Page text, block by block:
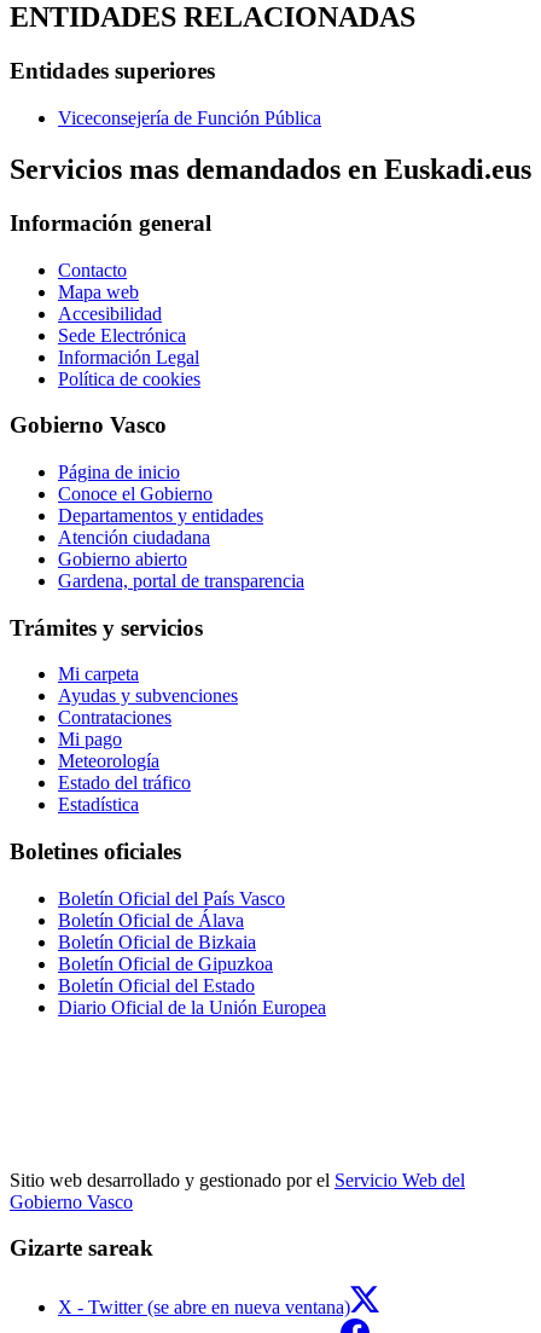
ENTIDADES RELACIONADAS
Entidades superiores
Viceconsejería de Función Pública
Servicios mas demandados en Euskadi.eus
Información general
Contacto
Mapa web
Accesibilidad
Sede Electrónica
Información Legal
Política de cookies
Gobierno Vasco
Página de inicio
Conoce el Gobierno
Departamentos y entidades
Atención ciudadana
Gobierno abierto
Gardena, portal de transparencia
Trámites y servicios
Mi carpeta
Ayudas y subvenciones
Contrataciones
Mi pago
Meteorología
Estado del tráfico
Estadística
Boletines oficiales
Boletín Oficial del País Vasco
Boletín Oficial de Álava
Boletín Oficial de Bizkaia
Boletín Oficial de Gipuzkoa
Boletín Oficial del Estado
Diario Oficial de la Unión Europea
Sitio web desarrollado y gestionado por el Servicio Web del
Gobierno Vasco
Gizarte sareak
X - Twitter (se abre en nueva ventana)